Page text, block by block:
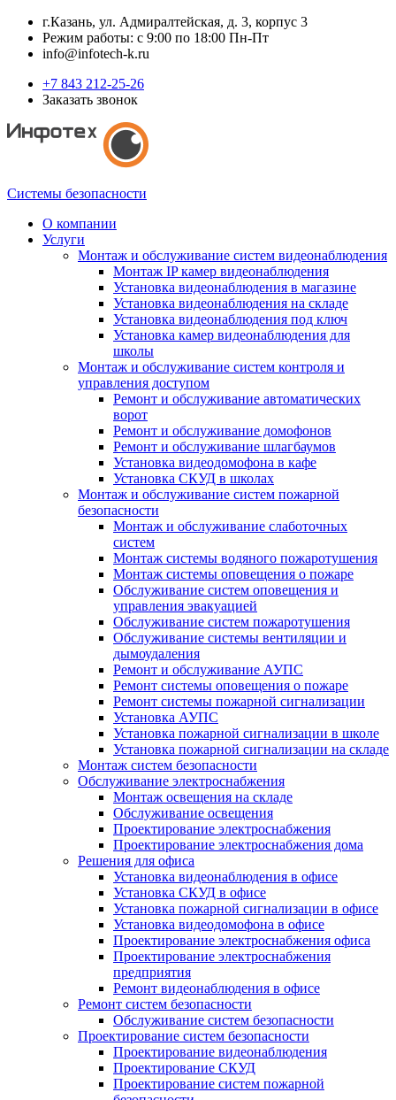
г.Казань, ул. Адмиралтейская, д. 3, корпус 3
Режим работы: с 9:00 по 18:00 Пн-Пт
info@infotech-k.ru
+7 843 212-25-26
Заказать звонок
Системы безопасности
О компании
Услуги
Монтаж и обслуживание систем видеонаблюдения
Монтаж IP камер видеонаблюдения
Установка видеонаблюдения в магазине
Установка видеонаблюдения на складе
Установка видеонаблюдения под ключ
Установка камер видеонаблюдения для
школы
Монтаж и обслуживание систем контроля и
управления доступом
Ремонт и обслуживание автоматических
ворот
Ремонт и обслуживание домофонов
Ремонт и обслуживание шлагбаумов
Установка видеодомофона в кафе
Установка СКУД в школах
Монтаж и обслуживание систем пожарной
безопасности
Монтаж и обслуживание слаботочных
систем
Монтаж системы водяного пожаротушения
Монтаж системы оповещения о пожаре
Обслуживание систем оповещения и
управления эвакуацией
Обслуживание систем пожаротушения
Обслуживание системы вентиляции и
дымоудаления
Ремонт и обслуживание АУПС
Ремонт системы оповещения о пожаре
Ремонт системы пожарной сигнализации
Установка АУПС
Установка пожарной сигнализации в школе
Установка пожарной сигнализации на складе
Монтаж систем безопасности
Обслуживание электроснабжения
Монтаж освещения на складе
Обслуживание освещения
Проектирование электроснабжения
Проектирование электроснабжения дома
Решения для офиса
Установка видеонаблюдения в офисе
Установка СКУД в офисе
Установка пожарной сигнализации в офисе
Установка видеодомофона в офисе
Проектирование электроснабжения офиса
Проектирование электроснабжения
предприятия
Ремонт видеонаблюдения в офисе
Ремонт систем безопасности
Обслуживание систем безопасности
Проектирование систем безопасности
Проектирование видеонаблюдения
Проектирование СКУД
Проектирование систем пожарной